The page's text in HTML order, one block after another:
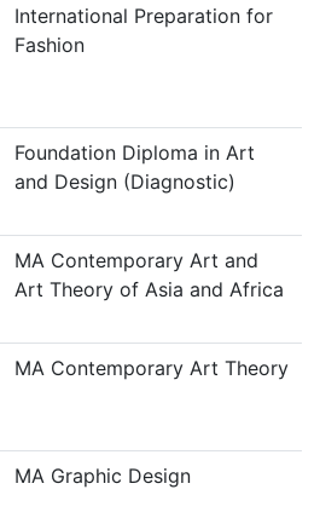
International Preparation for
Fashion
Foundation Diploma in Art
and Design (Diagnostic)
MA Contemporary Art and
Art Theory of Asia and Africa
MA Contemporary Art Theory
MA Graphic Design